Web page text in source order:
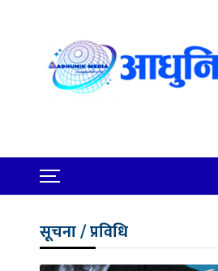
सूचना / प्रविधि